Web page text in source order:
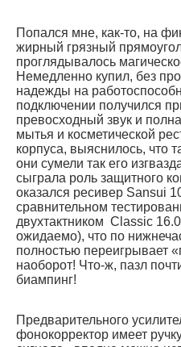
Попался мне, как-то, на
жирный грязный
проглядывалось
Немедленно купил, без
надежды на
подключении получился
превосходный звук и
мытья и косметической
корпуса, выяснилось, что
они сумели так его
сыграла роль защитного
оказался ресивер Sansui
сравнительном
двухтактником Classic
ожидаемо), что по
полностью переигрывает
наоборот! Что-ж, пазл
биампинг!
Предварительного
фонокорректор имеет